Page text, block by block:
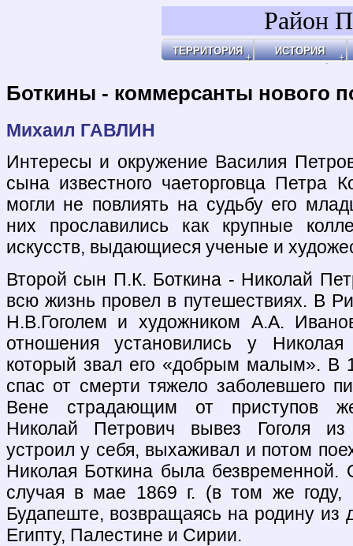
Район
ТЕРРИТОРИЯ
У
ИСТОРИЯ
Хронология
Хронология2
Боткины - коммерсанты нового
Михаил ГАВЛИН
Интересы и окружение Василия
сына известного чаеторговца Петра
могли не повлиять на судьбу его
них прославились как крупные
искусств, выдающиеся ученые и
Второй сын П.К. Боткина - Николай
всю жизнь провел в путешествиях. В
Н.В.Гоголем и художником А.А.
отношения установились у
который звал его «добрым малым». В
спас от смерти тяжело заболевшего
Вене страдающим от приступов
Николай Петрович вывез Гоголя из
устроил у себя, выхаживал и потом
Николая Боткина была безвременной.
случая в мае 1869 г. (в том же
Будапеште, возвращаясь на родину из
Египту, Палестине и Сирии.